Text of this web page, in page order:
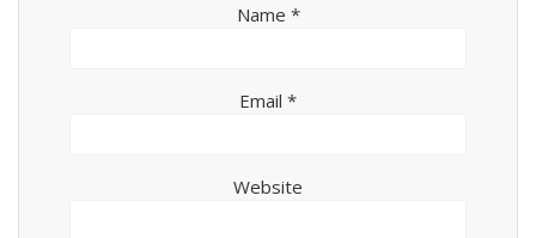
Name *
Email *
Website